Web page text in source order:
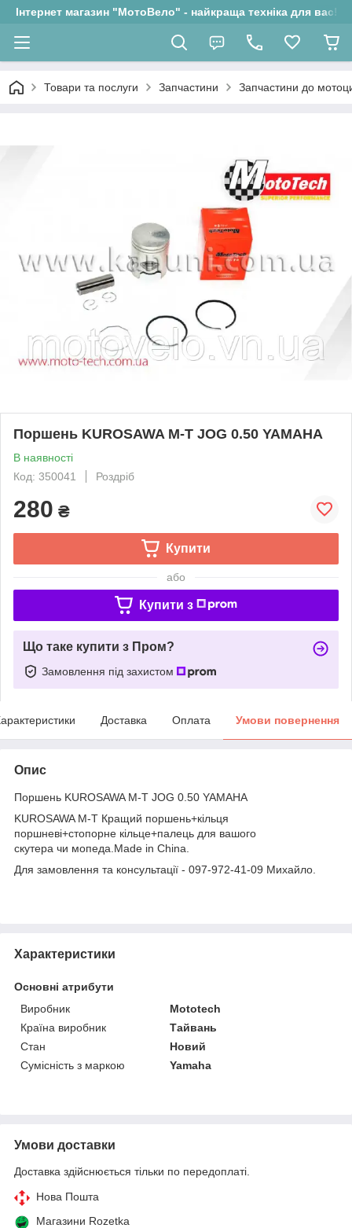
Інтернет магазин "МотоВело" - найкраща техніка для вас!
Товари та послуги Запчастини Запчастини до
Поршень KUROSAWA M-T JOG 0.50 YAMAHA
В наявності
Код: 350041
Роздріб
280 ₴
Купити
або
Купити з
Що таке купити з Пром?
Замовлення під захистом
Доставка Оплата Умови повернення
Опис
Поршень KUROSAWA M-T JOG 0.50 YAMAHA
KUROSAWA M-T Кращий поршень+кільця
поршневі+стопорне кільце+палець для вашого
скутера чи мопеда.Made in China.
Для замовлення та консультації - 097-972-41-09 Михайло.
Характеристики
Основні атрибути
Виробник
Mototech
Країна виробник
Тайвань
Стан
Новий
Сумісність з маркою
Yamaha
Умови доставки
Доставка здійснюється тільки по передоплаті.
Нова Пошта
Магазини Rozetka